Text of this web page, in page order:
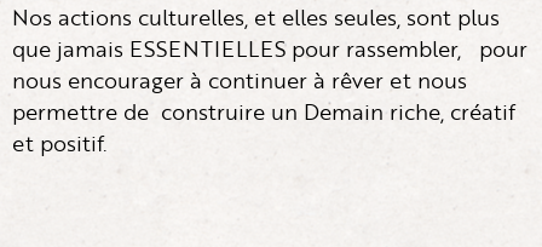
Nos actions culturelles, et elles seules, sont plus
que jamais ESSENTIELLES pour rassembler, pour
nous encourager à continuer à rêver et nous
permettre de construire un Demain riche, créatif
et positif.